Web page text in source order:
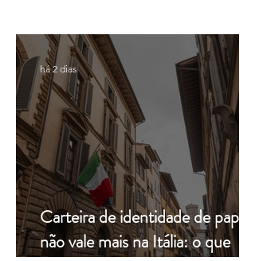
Constitucional
Carteira de identidade de papel
não vale mais na Itália: o que
há 2 dias